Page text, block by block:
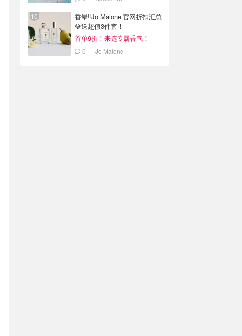
香晕‼️Jo Malone 官网折扣汇总
💎送超值3件套！
首单9折！来选专属香气！
0 Jo Malone